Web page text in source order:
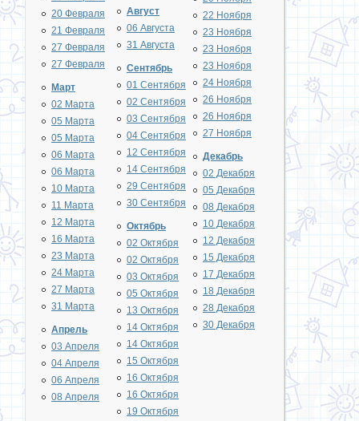
20 Февраля
21 Февраля
27 Февраля
27 Февраля
Март
02 Марта
05 Марта
05 Марта
06 Марта
06 Марта
10 Марта
11 Марта
12 Марта
16 Марта
23 Марта
24 Марта
27 Марта
31 Марта
Апрель
03 Апреля
04 Апреля
06 Апреля
08 Апреля
Август
06 Августа
31 Августа
Сентябрь
01 Сентября
02 Сентября
03 Сентября
04 Сентября
12 Сентября
14 Сентября
29 Сентября
30 Сентября
Октябрь
02 Октября
02 Октября
03 Октября
05 Октября
13 Октября
14 Октября
14 Октября
15 Октября
16 Октября
16 Октября
19 Октября
22 Ноября
23 Ноября
23 Ноября
23 Ноября
24 Ноября
26 Ноября
26 Ноября
27 Ноября
Декабрь
02 Декабря
05 Декабря
08 Декабря
10 Декабря
12 Декабря
15 Декабря
17 Декабря
18 Декабря
28 Декабря
30 Декабря